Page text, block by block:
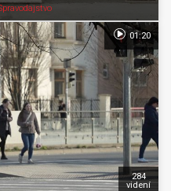
284
videní
01:20